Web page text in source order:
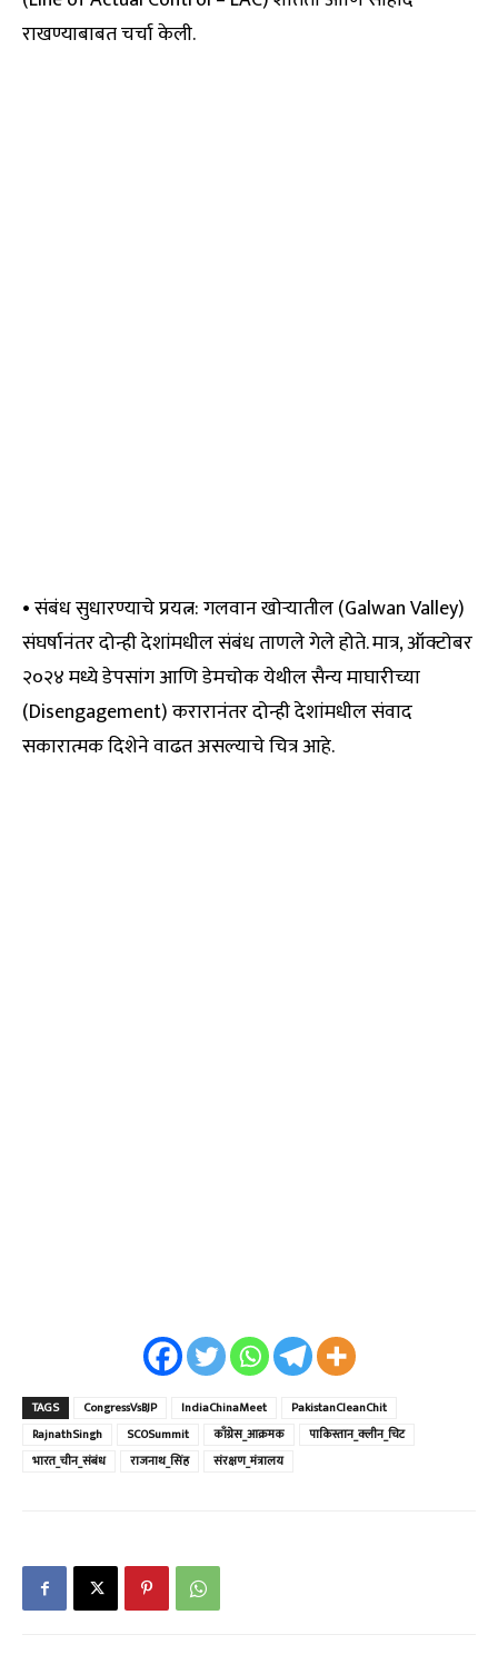
राखण्याबाबत चर्चा केली.
• संबंध सुधारण्याचे प्रयत्न: गलवान खोऱ्यातील (Galwan Valley)
संघर्षानंतर दोन्ही देशांमधील संबंध ताणले गेले होते. मात्र, ऑक्टोबर
२०२४ मध्ये डेपसांग आणि डेमचोक येथील सैन्य माघारीच्या
(Disengagement) करारानंतर दोन्ही देशांमधील संवाद
सकारात्मक दिशेने वाढत असल्याचे चित्र आहे.
TAGS CongressVsBJP IndiaChinaMeet
PakistanCleanChit
RajnathSingh
SCOSummit काँग्रेस_आक्रमक
पाकिस्तान_क्लीन_चिट
भारत_चीन_संबंध
राजनाथ_सिंह संरक्षण_मंत्रालय